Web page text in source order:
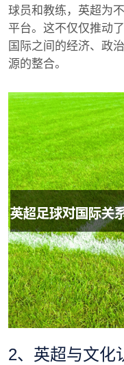
球员和教练，英超为
平台。这不仅仅推动
国际之间的经济、政
源的整合。
2、英超与文化